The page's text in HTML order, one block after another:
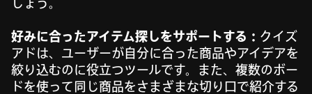
しょう。
好みに合ったアイテム探しをサポートする： クイズ
アドは、ユーザーが自分に合った商品やアイデアを
絞り込むのに役立つツールです。また、複数のボー
ドを使って同じ商品をさまざまな切り口で紹介する